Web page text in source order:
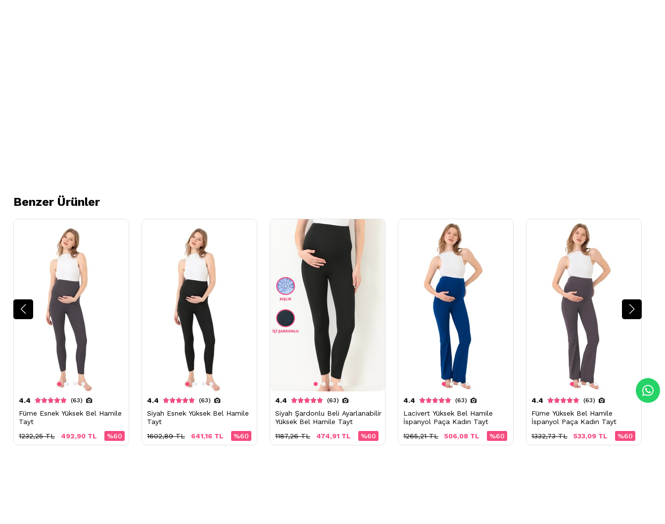
Benzer Ürünler
4.4 (63)
Füme Esnek Yüksek Bel Hamile
Tayt
%60
492,90 TL
1232,25 TL
4.4 (63)
Siyah Esnek Yüksek Bel Hamile
Tayt
%60
641,16 TL
1602,89 TL
4.4 (63)
Siyah Şardonlu Beli Ayarlanabilir
Yüksek Bel Hamile Tayt
%60
474,91 TL
1187,26 TL
4.4 (63)
Lacivert Yüksek Bel Hamile
İspanyol Paça Kadın Tayt
%60
506,08 TL
1265,21 TL
4.4 (63)
Füme Yüksek Bel Hamile
İspanyol Paça Kadın Tayt
%60
533,09 TL
1332,73 TL